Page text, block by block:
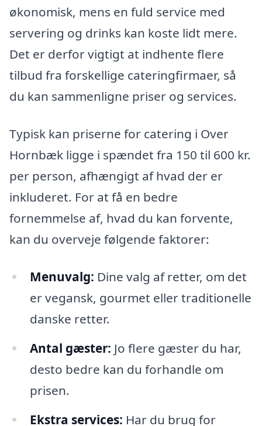
økonomisk, mens en fuld service med
servering og drinks kan koste lidt mere.
Det er derfor vigtigt at indhente flere
tilbud fra forskellige cateringfirmaer, så
du kan sammenligne priser og services.
Typisk kan priserne for catering i Over
Hornbæk ligge i spændet fra 150 til 600 kr.
per person, afhængigt af hvad der er
inkluderet. For at få en bedre
fornemmelse af, hvad du kan forvente,
kan du overveje følgende faktorer:
Menuvalg: Dine valg af retter, om det
er vegansk, gourmet eller traditionelle
danske retter.
Antal gæster: Jo flere gæster du har,
desto bedre kan du forhandle om
prisen.
Ekstra services: Har du brug for